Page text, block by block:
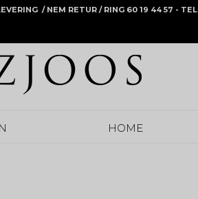
/ NEM RETUR / RING 60 19 44 57 -
HOME